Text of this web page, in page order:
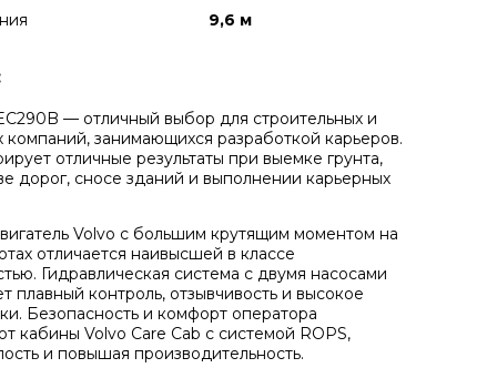
9,6 м
— отличный выбор для строительных и
занимающихся разработкой карьеров.
отличные результаты при выемке грунта,
дорог, сносе зданий и выполнении карьерных
Volvo с большим крутящим моментом на
отличается наивысшей в классе
Гидравлическая система с двумя насосами
плавный контроль, отзывчивость и высокое
Безопасность и комфорт оператора
кабины Volvo Care Cab с системой ROPS,
и повышая производительность.